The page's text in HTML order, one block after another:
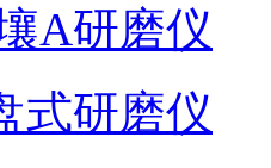
A研磨仪
式研磨仪